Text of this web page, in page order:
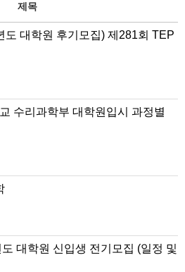
제목
도 대학원 후기모집) 제281회 TEP
수리과학부 대학원입시 과정별
대학원 신입생 전기모집 (일정 및